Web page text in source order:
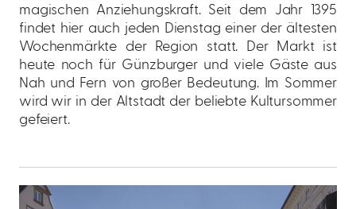
magischen Anziehungskraft. Seit dem Jahr 1395
findet hier auch jeden Dienstag einer der ältesten
Wochenmärkte der Region statt. Der Markt ist
heute noch für Günzburger und viele Gäste aus
Nah und Fern von großer Bedeutung. Im Sommer
wird wir in der Altstadt der beliebte Kultursommer
gefeiert.